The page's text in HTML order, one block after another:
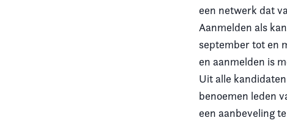
een netwerk dat
Aanmelden als
september tot en
en aanmelden is
Uit alle
benoemen leden
een aanbeveling